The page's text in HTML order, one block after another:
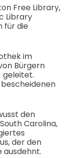
Free Library,
Library
für die
im
Bürgern
geleitet.
den
Carolina,
der den
ausdehnt.